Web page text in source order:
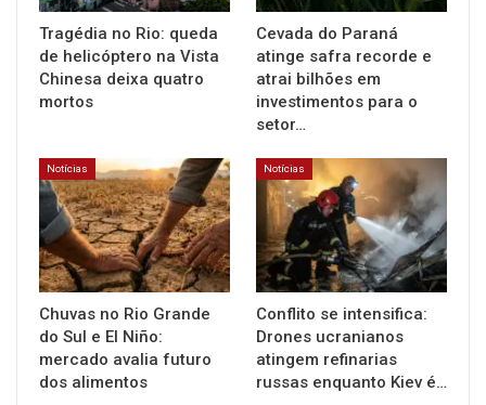
Tragédia no Rio: queda
de helicóptero na Vista
Chinesa deixa quatro
mortos
Cevada do Paraná
atinge safra recorde e
atrai bilhões em
investimentos para o
setor…
Notícias
Chuvas no Rio Grande
do Sul e El Niño:
mercado avalia futuro
dos alimentos
Notícias
Conflito se intensifica:
Drones ucranianos
atingem refinarias
russas enquanto Kiev é…